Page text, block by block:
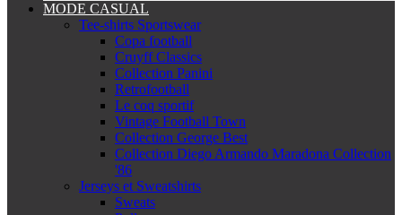
MODE CASUAL
Tee-shirts Sportswear
Copa football
Cruyff Classics
Collection Panini
Retrofootball
Le coq sportif
Vintage Football Town
Collection George Best
Collection Diego Armando Maradona Collection
'86
Jerseys et Sweatshirts
Sweats